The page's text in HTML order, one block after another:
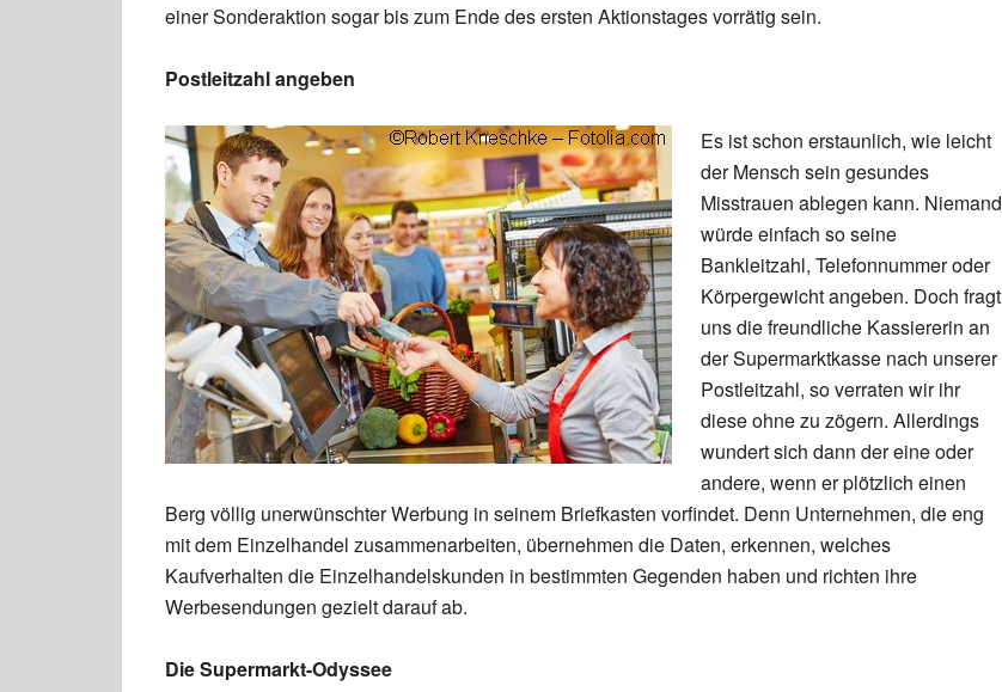
einer Sonderaktion sogar bis zum Ende des ersten Aktionstages vorrätig sein.
Postleitzahl angeben
Es ist schon erstaunlich, wie leicht
der Mensch sein gesundes
Misstrauen ablegen kann. Niemand
würde einfach so seine
Bankleitzahl, Telefonnummer oder
Körpergewicht angeben. Doch fragt
uns die freundliche Kassiererin an
der Supermarktkasse nach unserer
Postleitzahl, so verraten wir ihr
diese ohne zu zögern. Allerdings
wundert sich dann der eine oder
andere, wenn er plötzlich einen
Berg völlig unerwünschter Werbung in seinem Briefkasten vorfindet. Denn Unternehmen, die eng
mit dem Einzelhandel zusammenarbeiten, übernehmen die Daten, erkennen, welches
Kaufverhalten die Einzelhandelskunden in bestimmten Gegenden haben und richten ihre
Werbesendungen gezielt darauf ab.
Die Supermarkt-Odyssee